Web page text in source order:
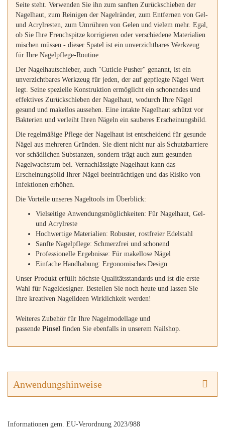
Seite steht. Verwenden Sie ihn zum sanften Zurückschieben der
Nagelhaut, zum Reinigen der Nagelränder, zum Entfernen von Gel-
und Acrylresten, zum Umrühren von Gelen und vielem mehr. Egal,
ob Sie Ihre Frenchspitze korrigieren oder verschiedene Materialien
mischen müssen - dieser Spatel ist ein unverzichtbares Werkzeug
für Ihre Nagelpflege-Routine.
Der Nagelhautschieber, auch "Cuticle Pusher" genannt, ist ein
unverzichtbares Werkzeug für jeden, der auf gepflegte Nägel Wert
legt. Seine spezielle Konstruktion ermöglicht ein schonendes und
effektives Zurückschieben der Nagelhaut, wodurch Ihre Nägel
gesund und makellos aussehen. Eine intakte Nagelhaut schützt vor
Bakterien und verleiht Ihren Nägeln ein sauberes Erscheinungsbild.
Die regelmäßige Pflege der Nagelhaut ist entscheidend für gesunde
Nägel aus mehreren Gründen. Sie dient nicht nur als Schutzbarriere
vor schädlichen Substanzen, sondern trägt auch zum gesunden
Nagelwachstum bei. Vernachlässigte Nagelhaut kann das
Erscheinungsbild Ihrer Nägel beeinträchtigen und das Risiko von
Infektionen erhöhen.
Die Vorteile unseres Nageltools im Überblick:
Vielseitige Anwendungsmöglichkeiten: Für Nagelhaut, Gel-
und Acrylreste
Hochwertige Materialien: Robuster, rostfreier Edelstahl
Sanfte Nagelpflege: Schmerzfrei und schonend
Professionelle Ergebnisse: Für makellose Nägel
Einfache Handhabung: Ergonomisches Design
Unser Produkt erfüllt höchste Qualitätsstandards und ist die erste
Wahl für Nageldesigner. Bestellen Sie noch heute und lassen Sie
Ihre kreativen Nagelideen Wirklichkeit werden!
Weiteres Zubehör für Ihre Nagelmodellage und
passende Pinsel finden Sie ebenfalls in unserem Nailshop.
Anwendungshinweise
Informationen gem. EU-Verordnung 2023/988